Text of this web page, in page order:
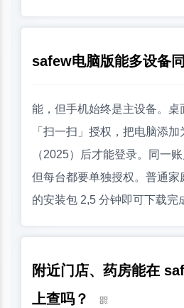
safew电脑版能多设备
能，但手机始终是主设备。桌
「扫一扫」授权，把电脑添加
（2025）后才能登录。同一
但每台都要单独授权。普通家
的安装包 2,5 分钟即可下载完
附近门店、药房能在
上查吗？